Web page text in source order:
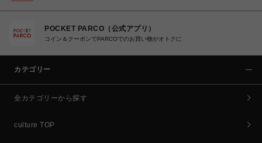
POCKET PARCO（公式アプリ）
コイン＆クーポンでPARCOでのお買い物がオトクに
カテゴリー
全カテゴリーから探す
culture TOP